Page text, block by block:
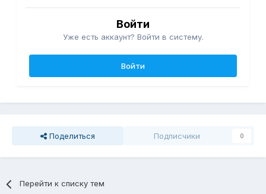
Войти
Уже есть аккаунт? Войти в систему.
Войти
Поделиться Подписчики 0
Перейти к списку тем